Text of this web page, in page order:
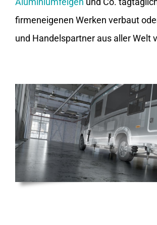
firmeneigenen Werken verbaut
und Handelspartner aus aller Welt